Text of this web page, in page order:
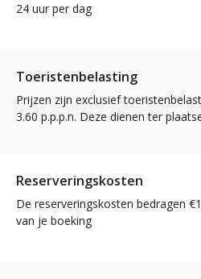
24 uur per dag
Toeristenbelasting
Prijzen zijn exclusief
3.60 p.p.p.n. Deze dienen ter
Reserveringskosten
De reserveringskosten bedragen
van je boeking